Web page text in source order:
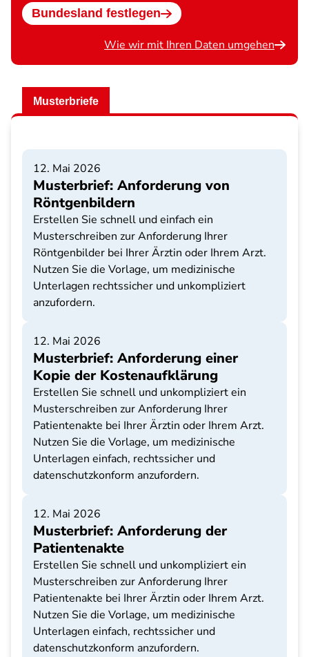
Bundesland festlegen
Wie wir mit Ihren Daten umgehen
Musterbriefe
12. Mai 2026
Musterbrief: Anforderung von
Röntgenbildern
Erstellen Sie schnell und einfach ein
Musterschreiben zur Anforderung Ihrer
Röntgenbilder bei Ihrer Ärztin oder Ihrem Arzt.
Nutzen Sie die Vorlage, um medizinische
Unterlagen rechtssicher und unkompliziert
anzufordern.
12. Mai 2026
Musterbrief: Anforderung einer
Kopie der Kostenaufklärung
Erstellen Sie schnell und unkompliziert ein
Musterschreiben zur Anforderung Ihrer
Patientenakte bei Ihrer Ärztin oder Ihrem Arzt.
Nutzen Sie die Vorlage, um medizinische
Unterlagen einfach, rechtssicher und
datenschutzkonform anzufordern.
12. Mai 2026
Musterbrief: Anforderung der
Patientenakte
Erstellen Sie schnell und unkompliziert ein
Musterschreiben zur Anforderung Ihrer
Patientenakte bei Ihrer Ärztin oder Ihrem Arzt.
Nutzen Sie die Vorlage, um medizinische
Unterlagen einfach, rechtssicher und
datenschutzkonform anzufordern.